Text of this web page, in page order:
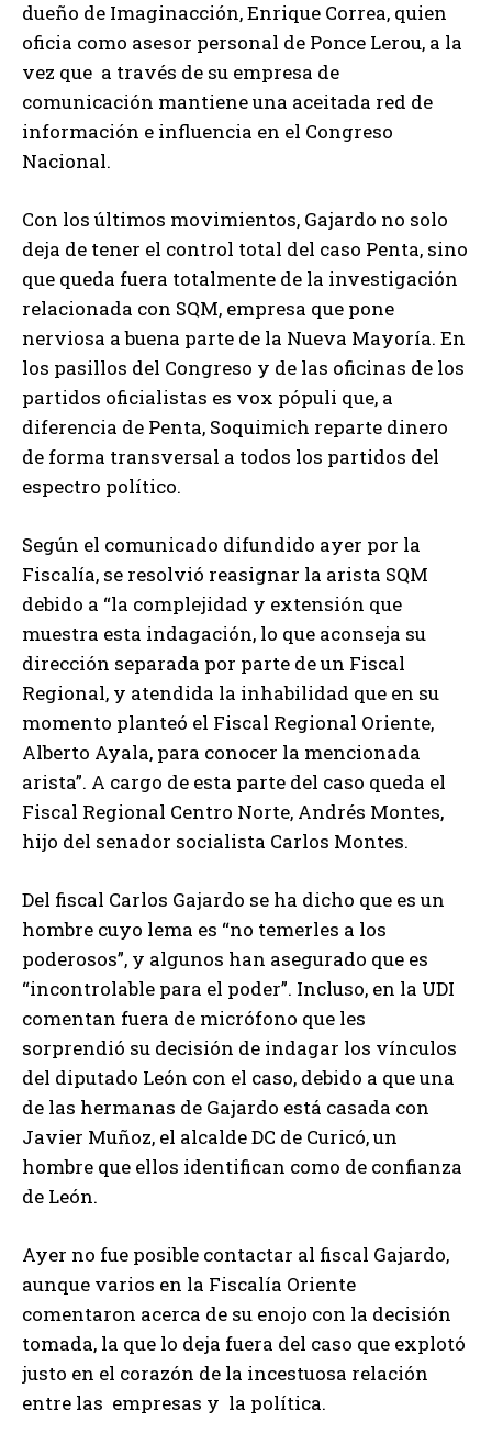
dueño de Imaginacción, Enrique Correa, quien
oficia como asesor personal de Ponce Lerou, a la
vez que a través de su empresa de
comunicación mantiene una aceitada red de
información e influencia en el Congreso
Nacional.
Con los últimos movimientos, Gajardo no solo
deja de tener el control total del caso Penta, sino
que queda fuera totalmente de la investigación
relacionada con SQM, empresa que pone
nerviosa a buena parte de la Nueva Mayoría. En
los pasillos del Congreso y de las oficinas de los
partidos oficialistas es vox pópuli que, a
diferencia de Penta, Soquimich reparte dinero
de forma transversal a todos los partidos del
espectro político.
Según el comunicado difundido ayer por la
Fiscalía, se resolvió reasignar la arista SQM
debido a “la complejidad y extensión que
muestra esta indagación, lo que aconseja su
dirección separada por parte de un Fiscal
Regional, y atendida la inhabilidad que en su
momento planteó el Fiscal Regional Oriente,
Alberto Ayala, para conocer la mencionada
arista”. A cargo de esta parte del caso queda el
Fiscal Regional Centro Norte, Andrés Montes,
hijo del senador socialista Carlos Montes.
Del fiscal Carlos Gajardo se ha dicho que es un
hombre cuyo lema es “no temerles a los
poderosos”, y algunos han asegurado que es
“incontrolable para el poder”. Incluso, en la UDI
comentan fuera de micrófono que les
sorprendió su decisión de indagar los vínculos
del diputado León con el caso, debido a que una
de las hermanas de Gajardo está casada con
Javier Muñoz, el alcalde DC de Curicó, un
hombre que ellos identifican como de confianza
de León.
Ayer no fue posible contactar al fiscal Gajardo,
aunque varios en la Fiscalía Oriente
comentaron acerca de su enojo con la decisión
tomada, la que lo deja fuera del caso que explotó
justo en el corazón de la incestuosa relación
entre las empresas y la política.